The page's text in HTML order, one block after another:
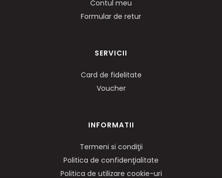
Contul meu
Formular de retur
SERVICII
Card de fidelitate
Voucher
INFORMATII
Termeni si condiţii
Politica de confidenţialitate
Politica de utilizare cookie-uri